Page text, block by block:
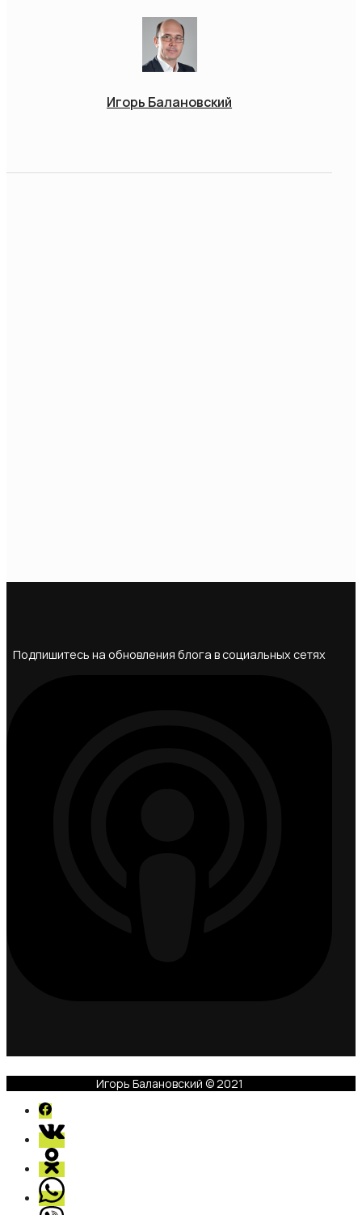
Игорь Балановский
Подпишитесь на обновления блога в социальных сетях
Игорь Балановский © 2021